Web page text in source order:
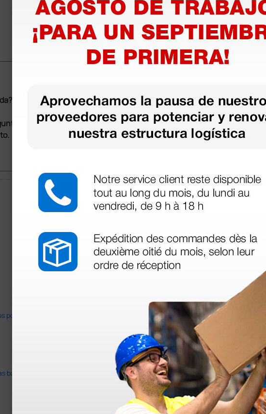
¿Necesitas más
a los colegas que ya
y el plazo de entrega se alarga.
barato que en otras plataformas de material médico. Pero el envío cuesta más del